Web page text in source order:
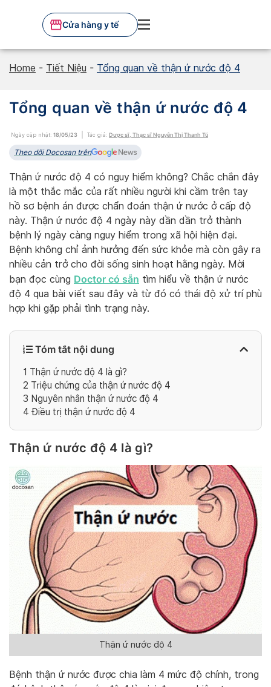
Cửa hàng y tế
Home - Tiết Niệu - Tổng quan về thận ứ nước độ 4
Tổng quan về thận ứ nước độ 4
Ngày cập nhật: 18/05/23 Tác giả: Dược sĩ, Thạc sĩ Nguyễn Thị Thanh Tú
Theo dõi Docosan trên
Thận ứ nước độ 4 có nguy hiểm không? Chắc chắn đây
là một thắc mắc của rất nhiều người khi cầm trên tay
hồ sơ bệnh án được chẩn đoán thận ứ nước ở cấp độ
này. Thận ứ nước độ 4 ngày này dần dần trở thành
bệnh lý ngày càng nguy hiểm trong xã hội hiện đại.
Bệnh không chỉ ảnh hưởng đến sức khỏe mà còn gây ra
nhiều cản trở cho đời sống sinh hoạt hằng ngày. Mời
bạn đọc cùng Doctor có sẵn tìm hiểu về thận ứ nước
độ 4 qua bài viết sau đây và từ đó có thái độ xử trí phù
hợp khi gặp phải tình trạng này.
Tóm tắt nội dung
1 Thận ứ nước độ 4 là gì?
2 Triệu chứng của thận ứ nước độ 4
3 Nguyên nhân thận ứ nước độ 4
4 Điều trị thận ứ nước độ 4
Thận ứ nước độ 4 là gì?
Thận ứ nước độ 4
Bệnh thận ứ nước được chia làm 4 mức độ chính, trong